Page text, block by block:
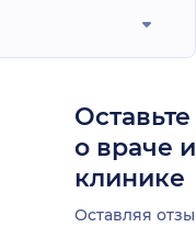
о враче
клинике
Оставляя